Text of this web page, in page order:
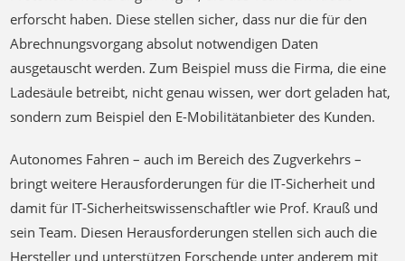
ausgetauscht werden. Zum Beispiel muss die Firma, die eine
Ladesäule betreibt, nicht genau wissen, wer dort geladen hat,
sondern zum Beispiel den E-Mobilitätanbieter des Kunden.
Autonomes Fahren – auch im Bereich des Zugverkehrs –
bringt weitere Herausforderungen für die IT-Sicherheit und
damit für IT-Sicherheitswissenschaftler wie Prof. Krauß und
sein Team. Diesen Herausforderungen stellen sich auch die
Hersteller und unterstützen Forschende unter anderem mit
Belohnungen, wenn sie Sicherheitslücken melden. Von denen
finden sich immer wieder welche – nach dem „Jeep Hack“ gab